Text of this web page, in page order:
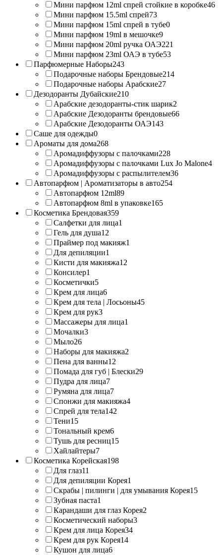
Мини парфюм 12ml спрей стойкие в коробке46
Мини парфюм 15.5ml спрей73
Мини парфюм 15ml спрей в тубе0
Мини парфюм 19ml в мешочке9
Мини парфюм 20ml ручка ОАЭ221
Мини парфюм 23ml ОАЭ в тубе53
Парфюмерные Наборы243
Подарочные наборы Брендовые214
Подарочные наборы Арабские27
Дезодоранты Дубайские210
Арабские дезодоранты-стик шарик2
Арабские Дезодоранты брендовые66
Арабские Дезодоранты ОАЭ143
Саше для одежды0
Ароматы для дома268
Аромадиффузоры с палочками228
Аромадиффузоры с палочками Lux Jo Malone4
Аромадиффузоры с распылителем36
Автопарфюм | Ароматизаторы в авто254
Автопарфюм 12ml89
Автопарфюм 8ml в упаковке165
Косметика Брендовая359
Салфетки для лица1
Гель для душа12
Праймер под макияж1
Для депиляции1
Кисти для макияжа12
Консилер1
Косметички5
Крем для лица6
Крем для тела | Лосьоны45
Крем для рук3
Массажеры для лица1
Мочалки3
Мыло26
Наборы для макияжа2
Пена для ванны12
Помада для губ | Блески29
Пудра для лица7
Румяна для лица7
Спонжи для макияжа4
Спрей для тела142
Тени15
Тональный крем6
Тушь для ресниц15
Хайлайтеры7
Косметика Корейская198
Для глаз11
Для депиляции Корея1
Скрабы | пилинги | для умывания Корея15
Зубная паста1
Карандаши для глаз Корея2
Косметический наборы3
Крем для лица Корея34
Крем для рук Корея14
Кушон для лица6